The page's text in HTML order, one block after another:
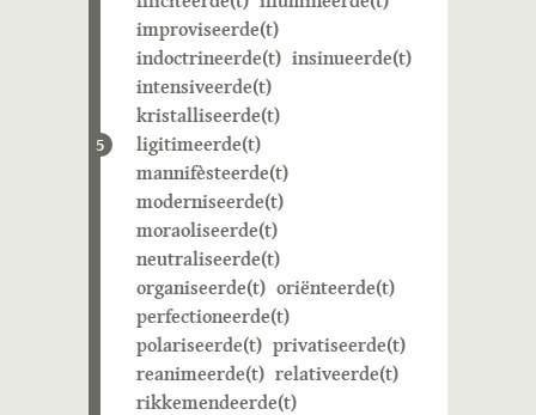
5
improviseerde(t)
indoctrineerde(t) insinueerde(t)
intensiveerde(t)
kristalliseerde(t)
ligitimeerde(t)
mannifèsteerde(t)
moderniseerde(t)
moraoliseerde(t)
neutraliseerde(t)
organiseerde(t) oriënteerde(t)
perfectioneerde(t)
polariseerde(t) privatiseerde(t)
reanimeerde(t) relativeerde(t)
rikkemendeerde(t)